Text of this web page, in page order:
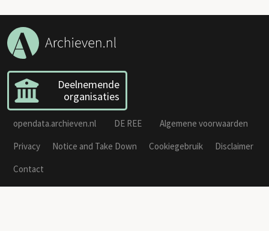
Deelnemende
organisaties
opendata.archieven.nl DE REE
Algemene voorwaarden
Privacy
Notice and Take Down Cookiegebruik
Disclaimer
Contact